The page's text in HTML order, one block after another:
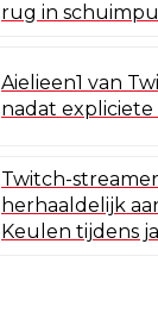
rug in
Aielieen1 van
nadat expliciete
Twitch-
herhaaldelijk
Keulen tijdens